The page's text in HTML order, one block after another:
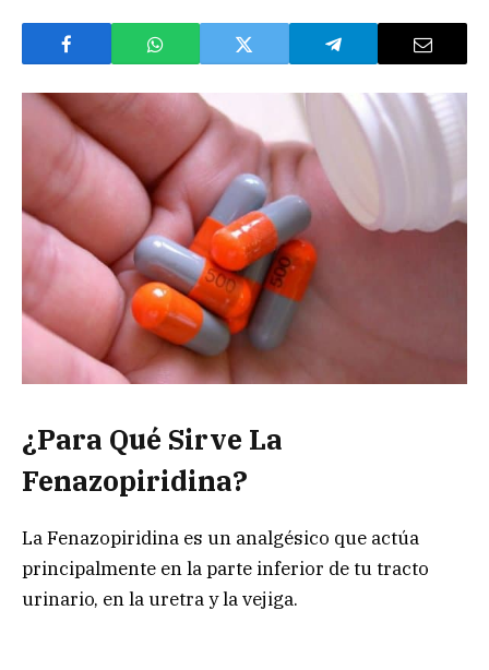
¿Para Qué Sirve La
Fenazopiridina?
La Fenazopiridina es un analgésico que actúa
principalmente en la parte inferior de tu tracto
urinario, en la uretra y la vejiga.